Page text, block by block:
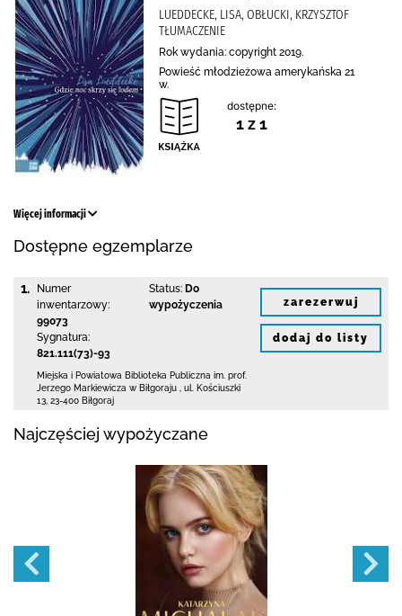
LUEDDECKE, LISA, OBŁUCKI, KRZYSZTOF
TŁUMACZENIE
Rok wydania: copyright 2019.
Powieść młodzieżowa amerykańska 21
w.
dostępne:
1 z 1
Więcej informacji
Dostępne egzemplarze
1.
Numer
inwentarzowy:
99073
Sygnatura:
821.111(73)-93
Status: Do
wypożyczenia
Miejska i Powiatowa Biblioteka Publiczna im. prof.
Jerzego Markiewicza w Biłgoraju
ul. Kościuszki
13 23-400 Biłgoraj
zarezerwuj
dodaj do listy
Najczęściej wypożyczane